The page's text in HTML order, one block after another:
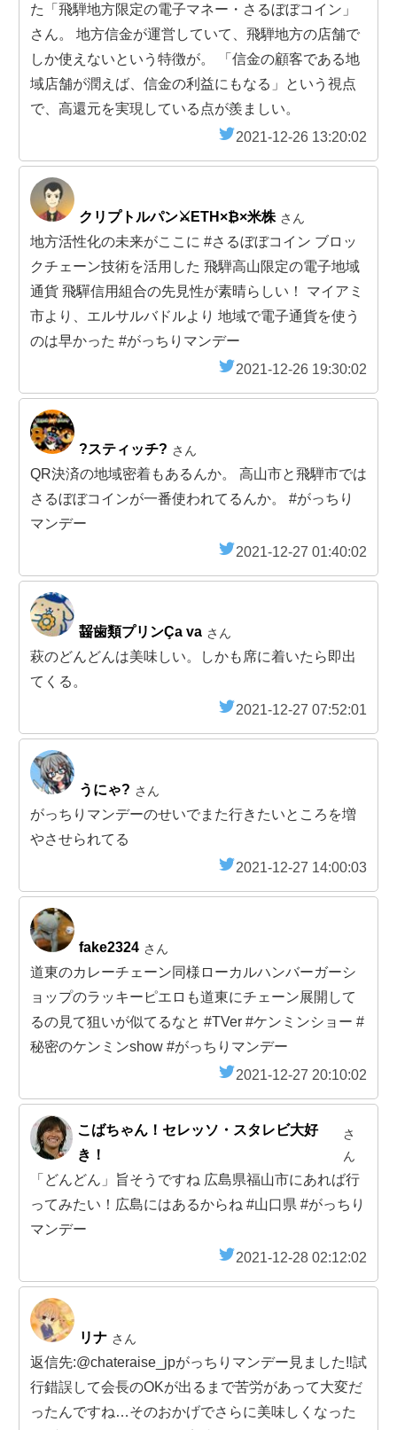
た「飛騨地方限定の電子マネー・さるぼぼコイン」
さん。 地方信金が運営していて、飛騨地方の店舗で
しか使えないという特徴が。 「信金の顧客である地
域店舗が潤えば、信金の利益にもなる」という視点
で、高還元を実現している点が羨ましい。
2021-12-26 13:20:02
クリプトルパン⚔ETH×₿×米株 さん
地方活性化の未来がここに #さるぼぼコイン ブロッ
クチェーン技術を活用した 飛騨高山限定の電子地域
通貨 飛驒信用組合の先見性が素晴らしい！ マイアミ
市より、エルサルバドルより 地域で電子通貨を使う
のは早かった #がっちりマンデー
2021-12-26 19:30:02
?スティッチ? さん
QR決済の地域密着もあるんか。 高山市と飛騨市では
さるぼぼコインが一番使われてるんか。 #がっちり
マンデー
2021-12-27 01:40:02
齧歯類プリンÇa va さん
萩のどんどんは美味しい。しかも席に着いたら即出
てくる。
2021-12-27 07:52:01
うにゃ? さん
がっちりマンデーのせいでまた行きたいところを増
やさせられてる
2021-12-27 14:00:03
fake2324 さん
道東のカレーチェーン同様ローカルハンバーガーシ
ョップのラッキーピエロも道東にチェーン展開して
るの見て狙いが似てるなと #TVer #ケンミンショー #
秘密のケンミンshow #がっちりマンデー
2021-12-27 20:10:02
こばちゃん！セレッソ・スタレビ大好
き！
さ
ん
「どんどん」旨そうですね 広島県福山市にあれば行
ってみたい！広島にはあるからね #山口県 #がっちり
マンデー
2021-12-28 02:12:02
リナ さん
返信先:@chateraise_jpがっちりマンデー見ました‼︎試
行錯誤して会長のOKが出るまで苦労があって大変だ
ったんですね…そのおかげでさらに美味しくなった